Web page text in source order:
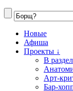
Новые
Афиша
Проекты ↓
В раздел
Арт-
Бар-